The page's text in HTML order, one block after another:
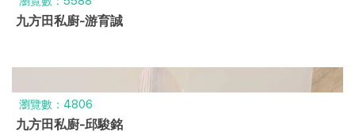
九方田私廚-游育誠
瀏覽數：4806
九方田私廚-邱駿銘